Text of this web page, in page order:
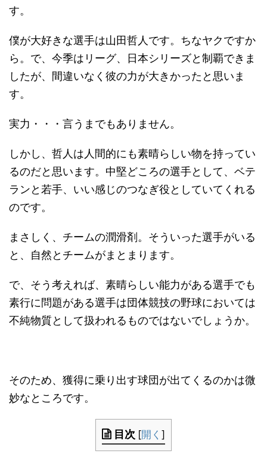
す。
僕が大好きな選手は山田哲人です。ちなヤクですか
ら。で、今季はリーグ、日本シリーズと制覇できま
したが、間違いなく彼の力が大きかったと思いま
す。
実力・・・言うまでもありません。
しかし、哲人は人間的にも素晴らしい物を持ってい
るのだと思います。中堅どころの選手として、ベテ
ランと若手、いい感じのつなぎ役としていてくれる
のです。
まさしく、チームの潤滑剤。そういった選手がいる
と、自然とチームがまとまります。
で、そう考えれば、素晴らしい能力がある選手でも
素行に問題がある選手は団体競技の野球においては
不純物質として扱われるものではないでしょうか。
そのため、獲得に乗り出す球団が出てくるのかは微
妙なところです。
目次 [開く ]